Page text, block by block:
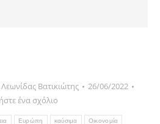
Λεωνίδας Βατικιώτης
26/06/2022
ένα σχόλιο
Ευρώπη καύσιμα Οικονομία